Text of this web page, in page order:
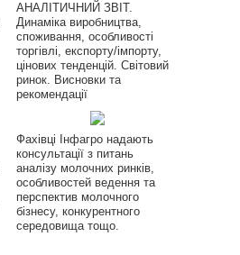
АНАЛІТИЧНИЙ ЗВІТ.
Динаміка виробництва,
споживання, особливості
торгівлі, експорту/імпорту,
цінових тенденцій. Світовий
ринок. Висновки та
рекомендації
Фахівці Інфагро надають
консультації з питань
аналізу молочних ринків,
особливостей ведення та
перспектив молочного
бізнесу, конкурентного
середовища тощо.